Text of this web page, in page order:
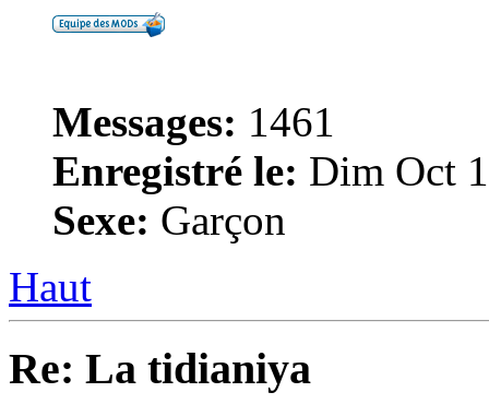
Messages: 1461
Enregistré le: Dim Oct
Sexe: Garçon
Haut
Re: La tidianiya